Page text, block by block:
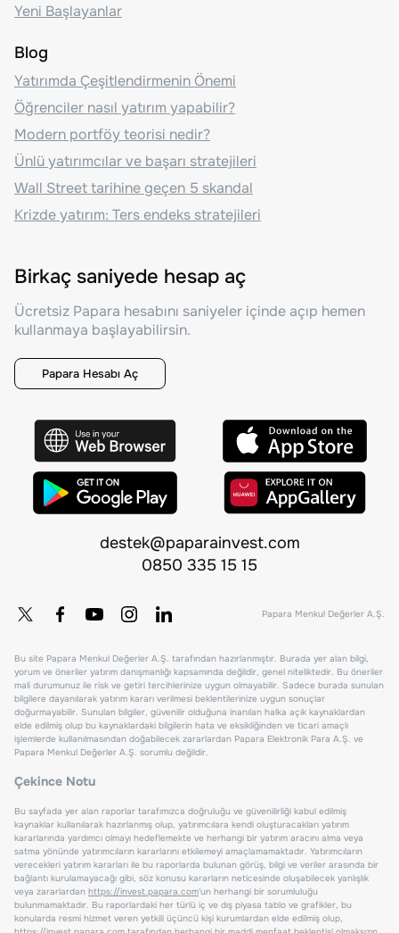
Yeni Başlayanlar
Blog
Yatırımda Çeşitlendirmenin Önemi
Öğrenciler nasıl yatırım yapabilir?
Modern portföy teorisi nedir?
Ünlü yatırımcılar ve başarı stratejileri
Wall Street tarihine geçen 5 skandal
Krizde yatırım: Ters endeks stratejileri
Birkaç saniyede hesap aç
Ücretsiz Papara hesabını saniyeler içinde açıp hemen
kullanmaya başlayabilirsin.
Papara Hesabı Aç
destek@paparainvest.com
0850 335 15 15
Papara Menkul Değerler A.Ş.
Bu site Papara Menkul Değerler A.Ş. tarafından hazırlanmıştır. Burada yer alan bilgi,
yorum ve öneriler yatırım danışmanlığı kapsamında değildir, genel niteliktedir. Bu öneriler
mali durumunuz ile risk ve getiri tercihlerinize uygun olmayabilir. Sadece burada sunulan
bilgilere dayanılarak yatırım kararı verilmesi beklentilerinize uygun sonuçlar
doğurmayabilir. Sunulan bilgiler, güvenilir olduğuna inanılan halka açık kaynaklardan
elde edilmiş olup bu kaynaklardaki bilgilerin hata ve eksikliğinden ve ticari amaçlı
işlemlerde kullanılmasından doğabilecek zararlardan Papara Elektronik Para A.Ş. ve
Papara Menkul Değerler A.Ş. sorumlu değildir.
Çekince Notu
Bu sayfada yer alan raporlar tarafımızca doğruluğu ve güvenilirliği kabul edilmiş
kaynaklar kullanılarak hazırlanmış olup, yatırımcılara kendi oluşturacakları yatırım
kararlarında yardımcı olmayı hedeflemekte ve herhangi bir yatırım aracını alma veya
satma yönünde yatırımcıların kararlarını etkilemeyi amaçlamamaktadır. Yatırımcıların
verecekleri yatırım kararları ile bu raporlarda bulunan görüş, bilgi ve veriler arasında bir
bağlantı kurulamayacağı gibi, söz konusu kararların neticesinde oluşabilecek yanlışlık
veya zararlardan https://invest.papara.com'un herhangi bir sorumluluğu
bulunmamaktadır. Bu raporlardaki her türlü iç ve dış piyasa tablo ve grafikler, bu
konularda resmi hizmet veren yetkili üçüncü kişi kurumlardan elde edilmiş olup,